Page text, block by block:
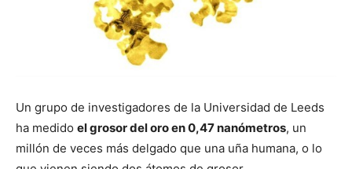
Un grupo de investigadores de la Universidad de Leeds
ha medido el grosor del oro en 0,47 nanómetros, un
millón de veces más delgado que una uña humana, o lo